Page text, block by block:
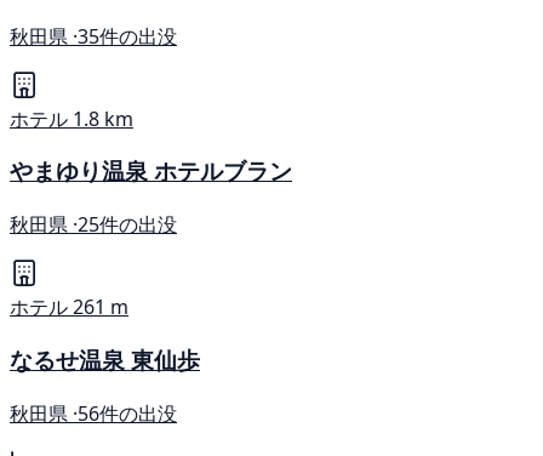
秋田県 ·35件の出没
ホテル 1.8 km
やまゆり温泉 ホテルブラン
秋田県 ·25件の出没
ホテル261 m
なるせ温泉 東仙歩
秋田県 ·56件の出没